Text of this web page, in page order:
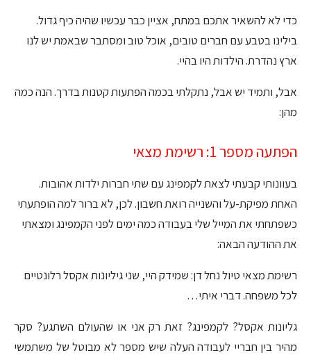
כדי לא להשאיר אתכם במתח, אציין כבר עכשיו שהיה כיף גדול.
בילינו בטבע עם חברים טובים, אוכל טוב ומסתבר שבאמת יש לנו
ארץ נהדרת. הילדות היו בהיי.
אבל, ותמיד יש אבל, נתקלתי בכמה הפתעות קטנות בדרך. הנה כמה
מהן:
הפתעה מספר 1: רשימת מצאי
בעוונותי קבעתי לצאת לקמפינג עם שתי חברות ילדות אהובות.
האחת מפיקת-על והשנייה רואת חשבון. לכן, לא ברור למה הופתעתי
כשפתחתי את המייל שלי בעבודה כמה ימים לפני הקמפינג ומצאתי
את ההודעה הבאה:
רשימת מצאי טיול נחל דן: שמידק היי, שני גיליונות אקסל רלונטיים
לכל משפחה. דברי איתי…
גליונות אקסל? לקמפינג? זאת רק אני או שהעולם השתגע? סקר
מהיר בין חבריי לעבודה העלה שיש מספר לא מבוטל של משתמשי